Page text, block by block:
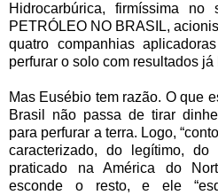
Hidrocarbúrica, firmíssima
PETRÓLEO NO BRASIL,
quatro companhias
perfurar o solo com resultados
Mas Eusébio tem razão. O que
Brasil não passa de tirar
para perfurar a terra. Logo,
caracterizado, do legítimo,
praticado na América do
esconde o resto, e ele